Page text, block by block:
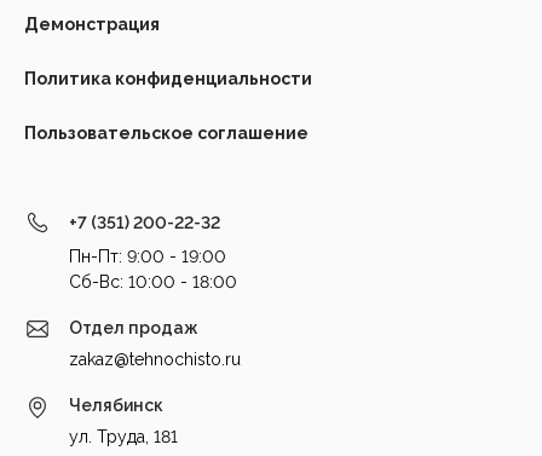
Демонстрация
Политика конфиденциальности
Пользовательское соглашение
+7 (351) 200-22-32
Пн-Пт: 9:00 - 19:00
Cб-Вс: 10:00 - 18:00
Отдел продаж
zakaz@tehnochisto.ru
Челябинск
ул. Труда, 181